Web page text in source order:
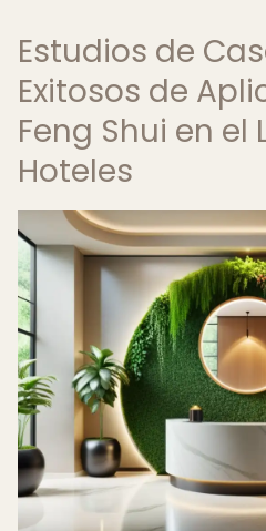
Estudios de
Exitosos de
Feng Shui en el
Hoteles